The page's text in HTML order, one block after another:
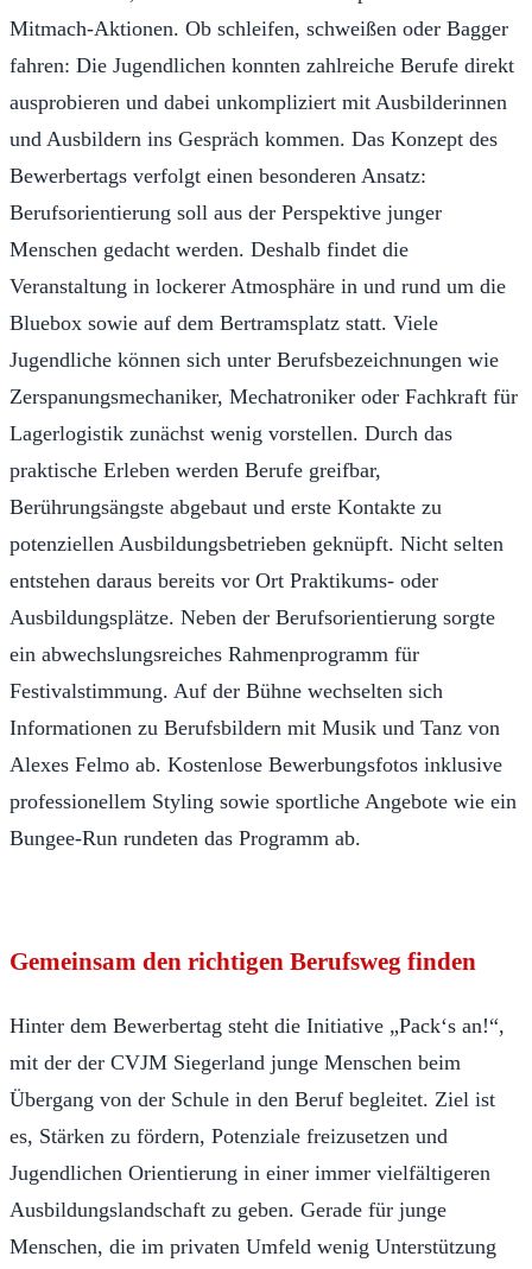
Mitmach-Aktionen. Ob schleifen, schweißen oder Bagger
fahren: Die Jugendlichen konnten zahlreiche Berufe direkt
ausprobieren und dabei unkompliziert mit Ausbilderinnen
und Ausbildern ins Gespräch kommen. Das Konzept des
Bewerbertags verfolgt einen besonderen Ansatz:
Berufsorientierung soll aus der Perspektive junger
Menschen gedacht werden. Deshalb findet die
Veranstaltung in lockerer Atmosphäre in und rund um die
Bluebox sowie auf dem Bertramsplatz statt. Viele
Jugendliche können sich unter Berufsbezeichnungen wie
Zerspanungsmechaniker, Mechatroniker oder Fachkraft für
Lagerlogistik zunächst wenig vorstellen. Durch das
praktische Erleben werden Berufe greifbar,
Berührungsängste abgebaut und erste Kontakte zu
potenziellen Ausbildungsbetrieben geknüpft. Nicht selten
entstehen daraus bereits vor Ort Praktikums- oder
Ausbildungsplätze. Neben der Berufsorientierung sorgte
ein abwechslungsreiches Rahmenprogramm für
Festivalstimmung. Auf der Bühne wechselten sich
Informationen zu Berufsbildern mit Musik und Tanz von
Alexes Felmo ab. Kostenlose Bewerbungsfotos inklusive
professionellem Styling sowie sportliche Angebote wie ein
Bungee-Run rundeten das Programm ab.
Gemeinsam den richtigen Berufsweg finden
Hinter dem Bewerbertag steht die Initiative „Pack‘s an!“,
mit der der CVJM Siegerland junge Menschen beim
Übergang von der Schule in den Beruf begleitet. Ziel ist
es, Stärken zu fördern, Potenziale freizusetzen und
Jugendlichen Orientierung in einer immer vielfältigeren
Ausbildungslandschaft zu geben. Gerade für junge
Menschen, die im privaten Umfeld wenig Unterstützung